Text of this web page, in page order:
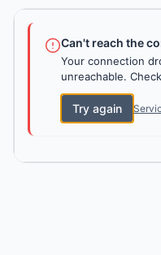
Can't reach the
Your connection
unreachable.
Try again